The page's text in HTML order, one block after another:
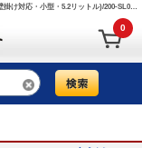
小型電子金庫(マイナンバー・セキュリティ―対策・家庭用・テンキー・鍵式・壁掛け対応・小型・5.2リットル)/200-SL039GY【デスクダイレクト】
0